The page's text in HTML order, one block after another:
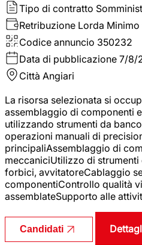
Tipo di contratto
Retribuzione Lorda Minimo
Codice annuncio 350232
Data di pubblicazione 7/8/
Città Angiari
La risorsa selezionata si
assemblaggio di componenti
utilizzando strumenti da
operazioni manuali di
principaliAssemblaggio di
meccaniciUtilizzo di
forbici, avvitatoreCablaggio
componentiControllo qualità
assemblateSupporto alle
Candidati